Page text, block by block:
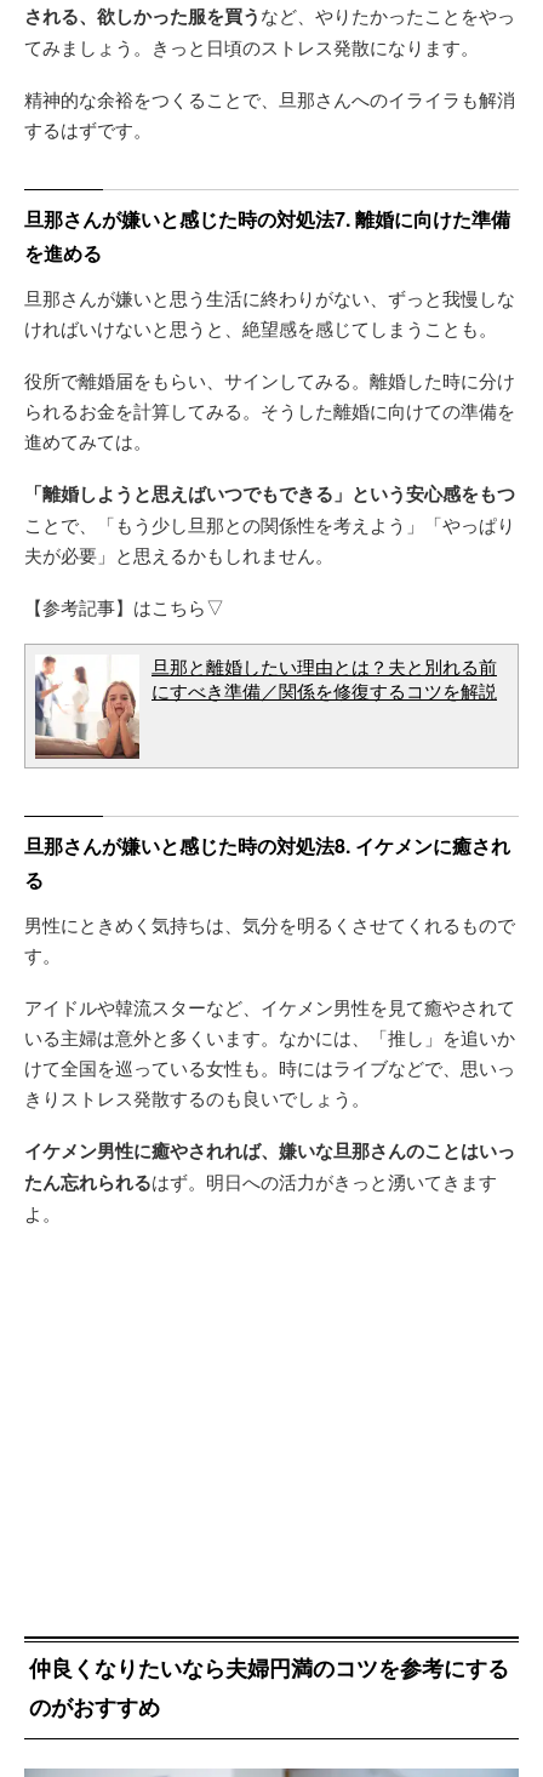
される、欲しかった服を買うなど、やりたかったことをやっ
てみましょう。きっと日頃のストレス発散になります。
精神的な余裕をつくることで、旦那さんへのイライラも解消
するはずです。
旦那さんが嫌いと感じた時の対処法7. 離婚に向けた準備
を進める
旦那さんが嫌いと思う生活に終わりがない、ずっと我慢しな
ければいけないと思うと、絶望感を感じてしまうことも。
役所で離婚届をもらい、サインしてみる。離婚した時に分け
られるお金を計算してみる。そうした離婚に向けての準備を
進めてみては。
「離婚しようと思えばいつでもできる」という安心感をもつ
ことで、「もう少し旦那との関係性を考えよう」「やっぱり
夫が必要」と思えるかもしれません。
【参考記事】はこちら▽
旦那と離婚したい理由とは？夫と別れる前
にすべき準備／関係を修復するコツを解説
旦那さんが嫌いと感じた時の対処法8. イケメンに癒され
る
男性にときめく気持ちは、気分を明るくさせてくれるもので
す。
アイドルや韓流スターなど、イケメン男性を見て癒やされて
いる主婦は意外と多くいます。なかには、「推し」を追いか
けて全国を巡っている女性も。時にはライブなどで、思いっ
きりストレス発散するのも良いでしょう。
イケメン男性に癒やされれば、嫌いな旦那さんのことはいっ
たん忘れられるはず。明日への活力がきっと湧いてきます
よ。
仲良くなりたいなら夫婦円満のコツを参考にする
のがおすすめ